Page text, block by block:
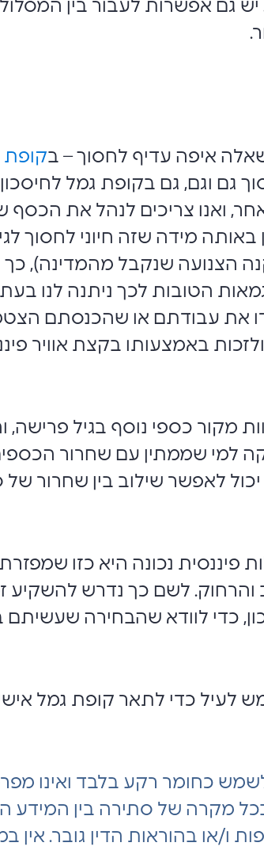
יש גם אפשרות לעבור בין
איפה עדיף לחסוך – בקופת
גם וגם, גם בקופת גמל
ואנו צריכים לנהל את הכסף
באותה מידה שזה חיוני
הצנועה שנקבל מהמדינה), כך
הטובות לכך ניתנה לנו
את עבודתם או שהכנסתם
באמצעותו בקצת אוויר
מקור כספי נוסף בגיל
יכול לאפשר שילוב בין שחרור
נכונה היא כזו
לשם כך נדרש להשקיע
כדי לוודא שהבחירה
לעיל כדי לתאר קופת גמל
כחומר רקע בלבד ואינו
מקרה של סתירה בין המידע
ו/או בהוראות הדין גובר. אין